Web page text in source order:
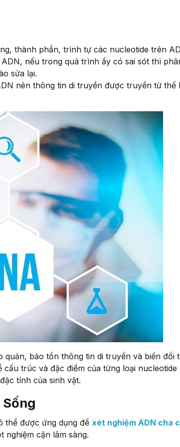
thành phần, trình tự các nucleotide trên
nếu trong quá trình ấy có sai sót thì
sửa lại.
nên thông tin di truyền được truyền từ thế
bảo tồn thông tin di truyền và biến đổi
trúc và đặc điểm của từng loại nucleotide
tính của sinh vật.
thể được ứng dụng để xét nghiệm ADN cha
nghiệm cận lâm sàng.